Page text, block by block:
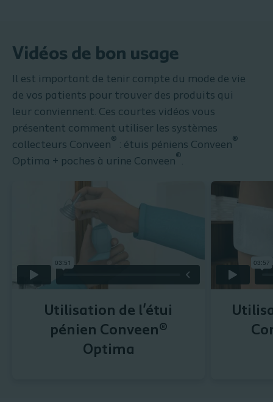
Vidéos de bon usage
Il est important de tenir compte du mode de vie
de vos patients pour trouver des produits qui
leur conviennent. Ces courtes vidéos vous
présentent comment utiliser les systèmes
collecteurs Conveen® : étuis péniens Conveen®
Optima + poches à urine Conveen®.
Utilisation de l'étui
pénien Conveen®
Optima